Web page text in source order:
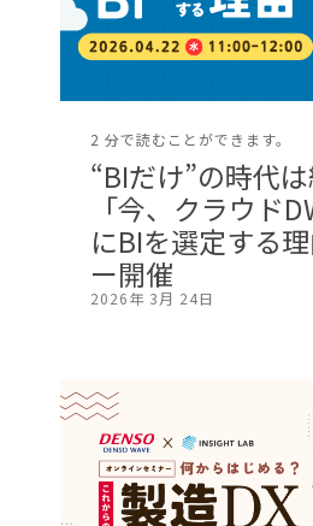
2 分で読むことができます。
“BIだけ”の時代は
「今、クラウド
にBIを選定する
ー開催
2026年 3月 24日